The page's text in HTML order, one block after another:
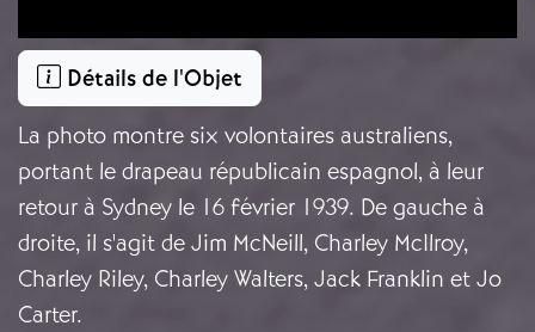
Détails de l'Objet
La photo montre six volontaires australiens,
portant le drapeau républicain espagnol, à leur
retour à Sydney le 16 février 1939. De gauche à
droite, il s'agit de Jim McNeill, Charley McIlroy,
Charley Riley, Charley Walters, Jack Franklin et Jo
Carter.